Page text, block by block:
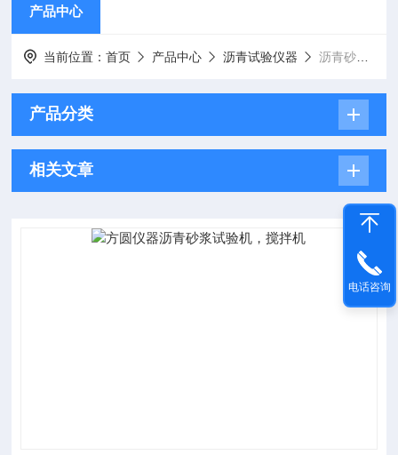
产品中心
当前位置：首页 产品中心 沥青试验仪器 沥青砂浆疲劳试验机
产品分类
相关文章
电话咨询